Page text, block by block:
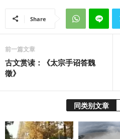
Share
前一篇文章
古文赏读：《太宗手诏答魏
徵》
同类别文章